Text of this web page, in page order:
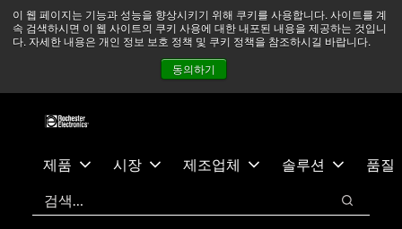
이 웹 페이지는 기능과 성능을 향상시키기 위해 쿠키를 사용합니다. 사이트를 계
속 검색하시면 이 웹 사이트의 쿠키 사용에 대한 내포된 내용을 제공하는 것입니
다. 자세한 내용은 개인 정보 보호 정책 및 쿠키 정책을 참조하시길 바랍니다.
동의하기
츠
건
중동 지역 상황을 지속적으로 주시하고 있으며, 모든 서비스는
정상적으로 운영되고 있습니다. 더 읽어보기 →
뉴스
문의하기
제품 시장 제조업체 솔루션
품질
검색
검색